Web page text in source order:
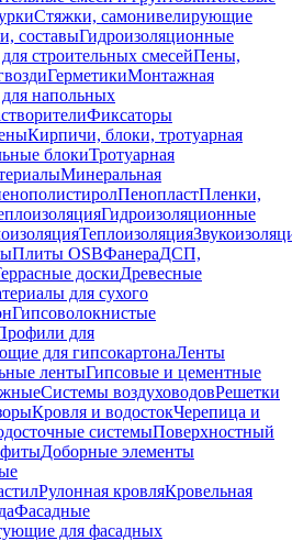
Стяжки, самонивелирующие
составыГидроизоляционные
строительных смесейПены,
ГерметикиМонтажная
напольных
Фиксаторы
Кирпичи, блоки, тротуарная
блокиТротуарная
Минеральная
ПенопластПленки,
Гидроизоляционные
Теплоизоляция
Плиты OSBФанераДСП,
доскиДревесные
для сухого
Гипсоволокнистые
для
для гипсокартонаЛенты
лентыГипсовые и цементные
Системы воздуховодовРешетки
Кровля и водостокЧерепица и
системыПоверхностный
Доборные элементы
Рулонная кровляКровельная
Фасадные
для фасадных